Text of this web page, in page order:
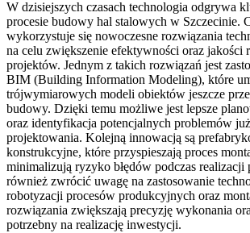
W dzisiejszych czasach technologia odgrywa
procesie budowy hal stalowych w Szczecinie.
wykorzystuje się nowoczesne rozwiązania
na celu zwiększenie efektywności oraz jakości
projektów. Jednym z takich rozwiązań jest
BIM (Building Information Modeling), które
trójwymiarowych modeli obiektów jeszcze
budowy. Dzięki temu możliwe jest lepsze
oraz identyfikacja potencjalnych problemów
projektowania. Kolejną innowacją są
konstrukcyjne, które przyspieszają proces
minimalizują ryzyko błędów podczas realizacji
również zwrócić uwagę na zastosowanie
robotyzacji procesów produkcyjnych oraz
rozwiązania zwiększają precyzję wykonania
potrzebny na realizację inwestycji.